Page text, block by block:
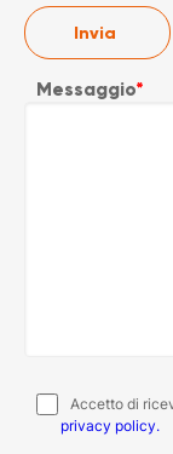
Messaggio*
Accetto di
privacy policy.